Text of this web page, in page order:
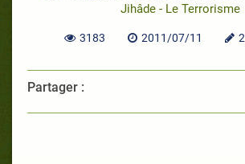
Jihâde - Le Terrorisme
3183 2011/07/11
Partager :